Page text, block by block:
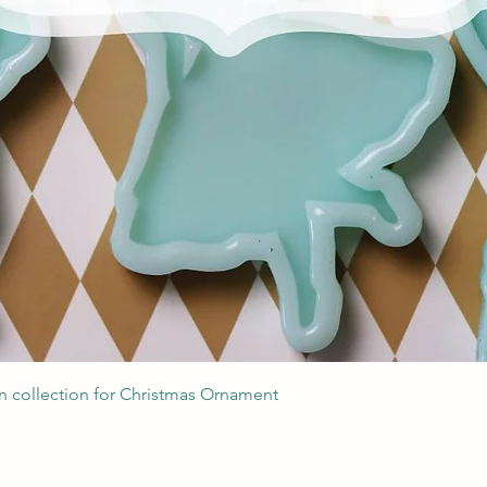
Podgląd
collection for Christmas Ornament